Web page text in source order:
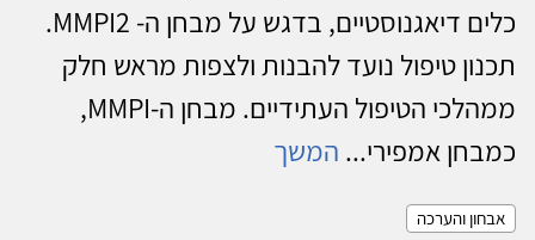
כלים דיאגנוסטיים, בדגש על מבחן ה- MMPI2.
תכנון טיפול נועד להבנות ולצפות מראש חלק
ממהלכי הטיפול העתידיים. מבחן ה-MMPI,
כמבחן אמפירי... המשך
אבחון והערכה